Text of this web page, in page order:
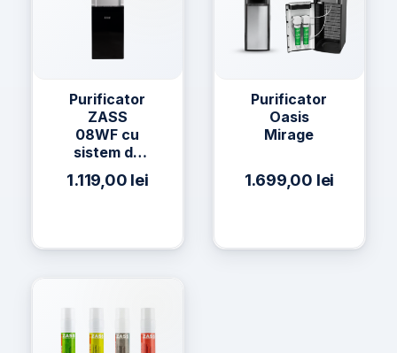
Purificator
ZASS
08WF cu
sistem de
apei
1.119,00 lei
Purificator
Oasis
Mirage
1.699,00 lei